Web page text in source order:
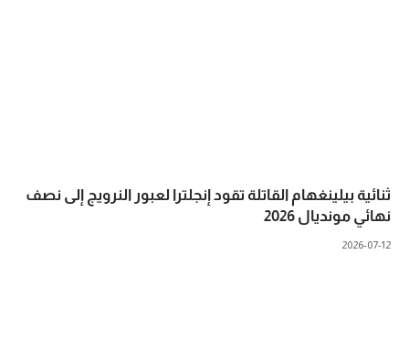
ثنائية بيلينغهام القاتلة تقود إنجلترا لعبور النرويج إلى نصف
نهائي مونديال 2026
2026-07-12